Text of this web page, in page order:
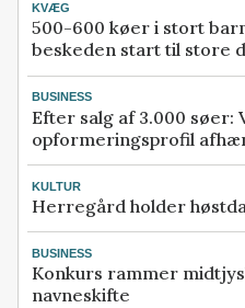
KVÆG
500-600 køer i stort
beskeden start til store
BUSINESS
Efter salg af 3.000 søer:
opformeringsprofil
KULTUR
Herregård holder
BUSINESS
Konkurs rammer
navneskifte